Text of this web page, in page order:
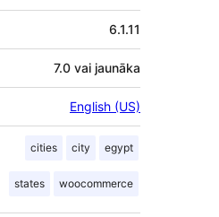
6.1.11
7.0 vai jaunāka
English (US)
cities city egypt
states woocommerce